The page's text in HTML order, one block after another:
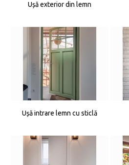
Ușă exterior din lemn
Ușă intrare lemn cu sticlă